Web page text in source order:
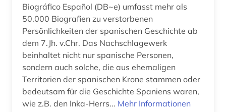
mittelalter (1)
mittelamerika (1)
museum (1)
märchen (1)
Biográfico Español (DB~e) umfasst mehr als
50.000 Biografien zu verstorbenen
Persönlichkeiten der spanischen Geschichte ab
dem 7.Jh. v.Chr. Das Nachschlagewerk
beinhaltet nicht nur spanische Personen,
sondern auch solche, die aus ehemaligen
Territorien der spanischen Krone stammen oder
bedeutsam für die Geschichte Spaniens waren,
wie z.B. den Inka-Herrs... Mehr Informationen